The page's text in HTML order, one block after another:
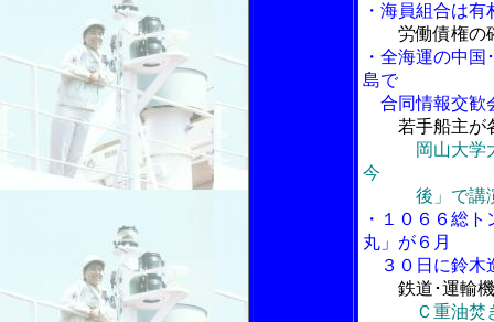
・海員組合は
労働債権の
・全海運の中
島で
合同情報交歓
若手船主が
岡山大学
今
後」で講
・１０６６総
丸」が６月
３０日に鈴木
鉄道･運輸
Ｃ重油焚